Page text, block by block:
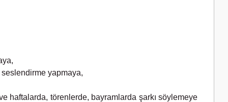
yapmaya,
haftalarda, törenlerde, bayramlarda şarkı söylemeye